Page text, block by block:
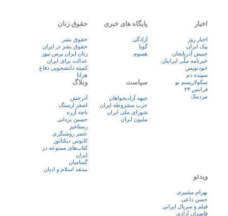
اخبار
اخبار روز
پيک ايران
جنبش آذربایجان
خبرنامه ملّی ایرانیان
خودنویس
سپیده دم
سکولاریسم نو
فرانس ۲۴
مردمک
پایگاه های خبری
آزادگی
گویا
همبوم
حقوق زنان
حقوق بشر
حقوق بشر در ایران
زنان ايران پرس نيوز
عدالت برای ایران
کمیته دانشجویی دفاع
هرانا
سیاست
جبهه آزادیخواهان
حزب مشروطه ایران
شورای ملی ایران
ملیون ایران
وبلاگ
آذرخش
اصغر ارسنگ
باچه آزره
حسین یزدانی
رستاخیز
عضر روشنگری
کابوس دیکتاتور
کتاب‌های ممنوعه در
ایران
گمنامیان
منتقد اسلام و ادیان
ویدئو
بهرام مشیری
حسن داعی
فيلم و سريال ايرانی
قاصدان آزادی